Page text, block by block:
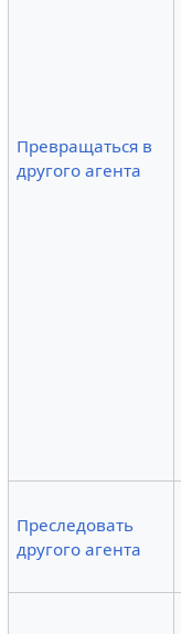
Превращаться в
другого агента
Преследовать
другого агента